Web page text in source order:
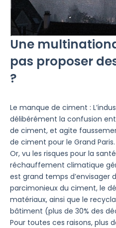
Une
pas proposer
?
Le manque de ciment :
délibérément la confusion
de ciment, et agite
de ciment pour le Grand Paris.
Or, vu les risques pour la
réchauffement climatique
est grand temps d’envisager
parcimonieux du ciment, le
matériaux, ainsi que le
bâtiment (plus de 30% des
Pour toutes ces raisons, plus